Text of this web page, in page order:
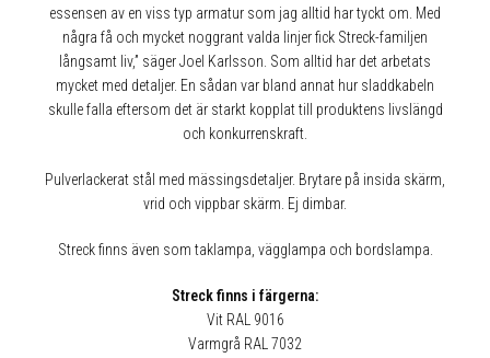
essensen av en viss typ armatur som jag alltid har tyckt om. Med
några få och mycket noggrant valda linjer fick Streck-familjen
långsamt liv,” säger Joel Karlsson. Som alltid har det arbetats
mycket med detaljer. En sådan var bland annat hur sladdkabeln
skulle falla eftersom det är starkt kopplat till produktens livslängd
och konkurrenskraft.
Pulverlackerat stål med mässingsdetaljer. Brytare på insida skärm,
vrid och vippbar skärm. Ej dimbar.
Streck finns även som taklampa, vägglampa och bordslampa.
Streck finns i färgerna:
Vit RAL 9016
Varmgrå RAL 7032